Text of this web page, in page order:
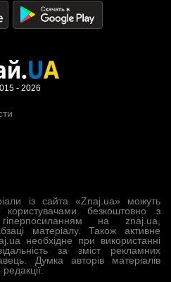
із сайта «Znaj.ua» можуть
користувачами безкоштовно з
на znaj.ua,
матеріалу. Також активне
необхідне при використанні
за зміст рекламних
Думка авторів матеріалів
- 2026